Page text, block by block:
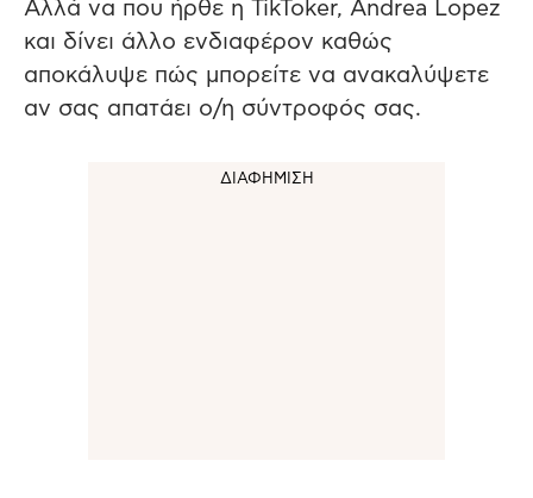
Αλλά να που ήρθε η TikToker, Andrea Lopez
και δίνει άλλο ενδιαφέρον καθώς
αποκάλυψε πώς μπορείτε να ανακαλύψετε
αν σας απατάει ο/η σύντροφός σας.